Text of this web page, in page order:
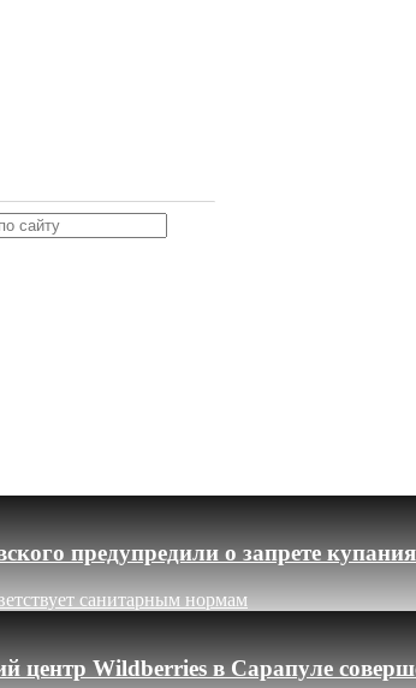
предупредили о запрете
санитарным нормам
центр Wildberries в Сарапуле